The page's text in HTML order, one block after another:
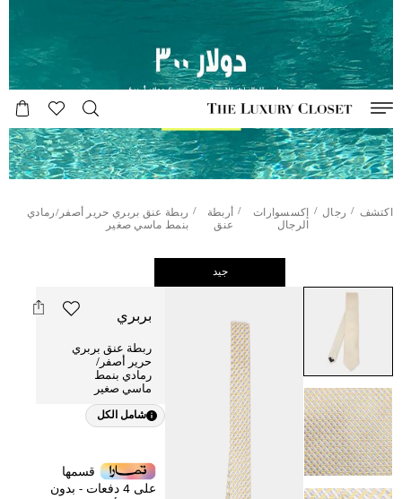
اكتشف / رجال /
إكسسوارات
الرجال
/
أربطة
عنق
/ ربطة عنق بربري حرير أصفر/رمادي
بنمط ماسي صغير
جيد
بربري
ربطة عنق بربري
حرير أصفر/
رمادي بنمط
ماسي صغير
شامل الكل
قسمها
على 4 دفعات - بدون